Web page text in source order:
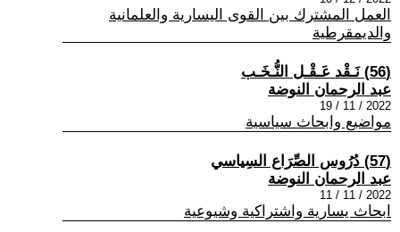
العمل المشترك بين القوى اليسارية والعلمانية
والديمقرطية
(56) نَـقْد عَـقْـل النُّـخَـب
عبد الرحمان النوضة
2022 / 11 / 19
مواضيع وابحاث سياسية
(57) دُرُوس الصِّرَاع السِياسي
عبد الرحمان النوضة
2022 / 11 / 11
ابحاث يسارية واشتراكية وشيوعية